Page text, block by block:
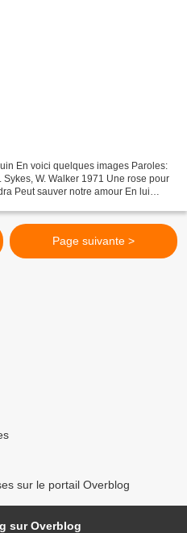
En voici quelques images Paroles:
W. Walker 1971 Une rose pour
Peut sauver notre amour En lui
Page suivante >
sur le portail Overblog
sur Overblog